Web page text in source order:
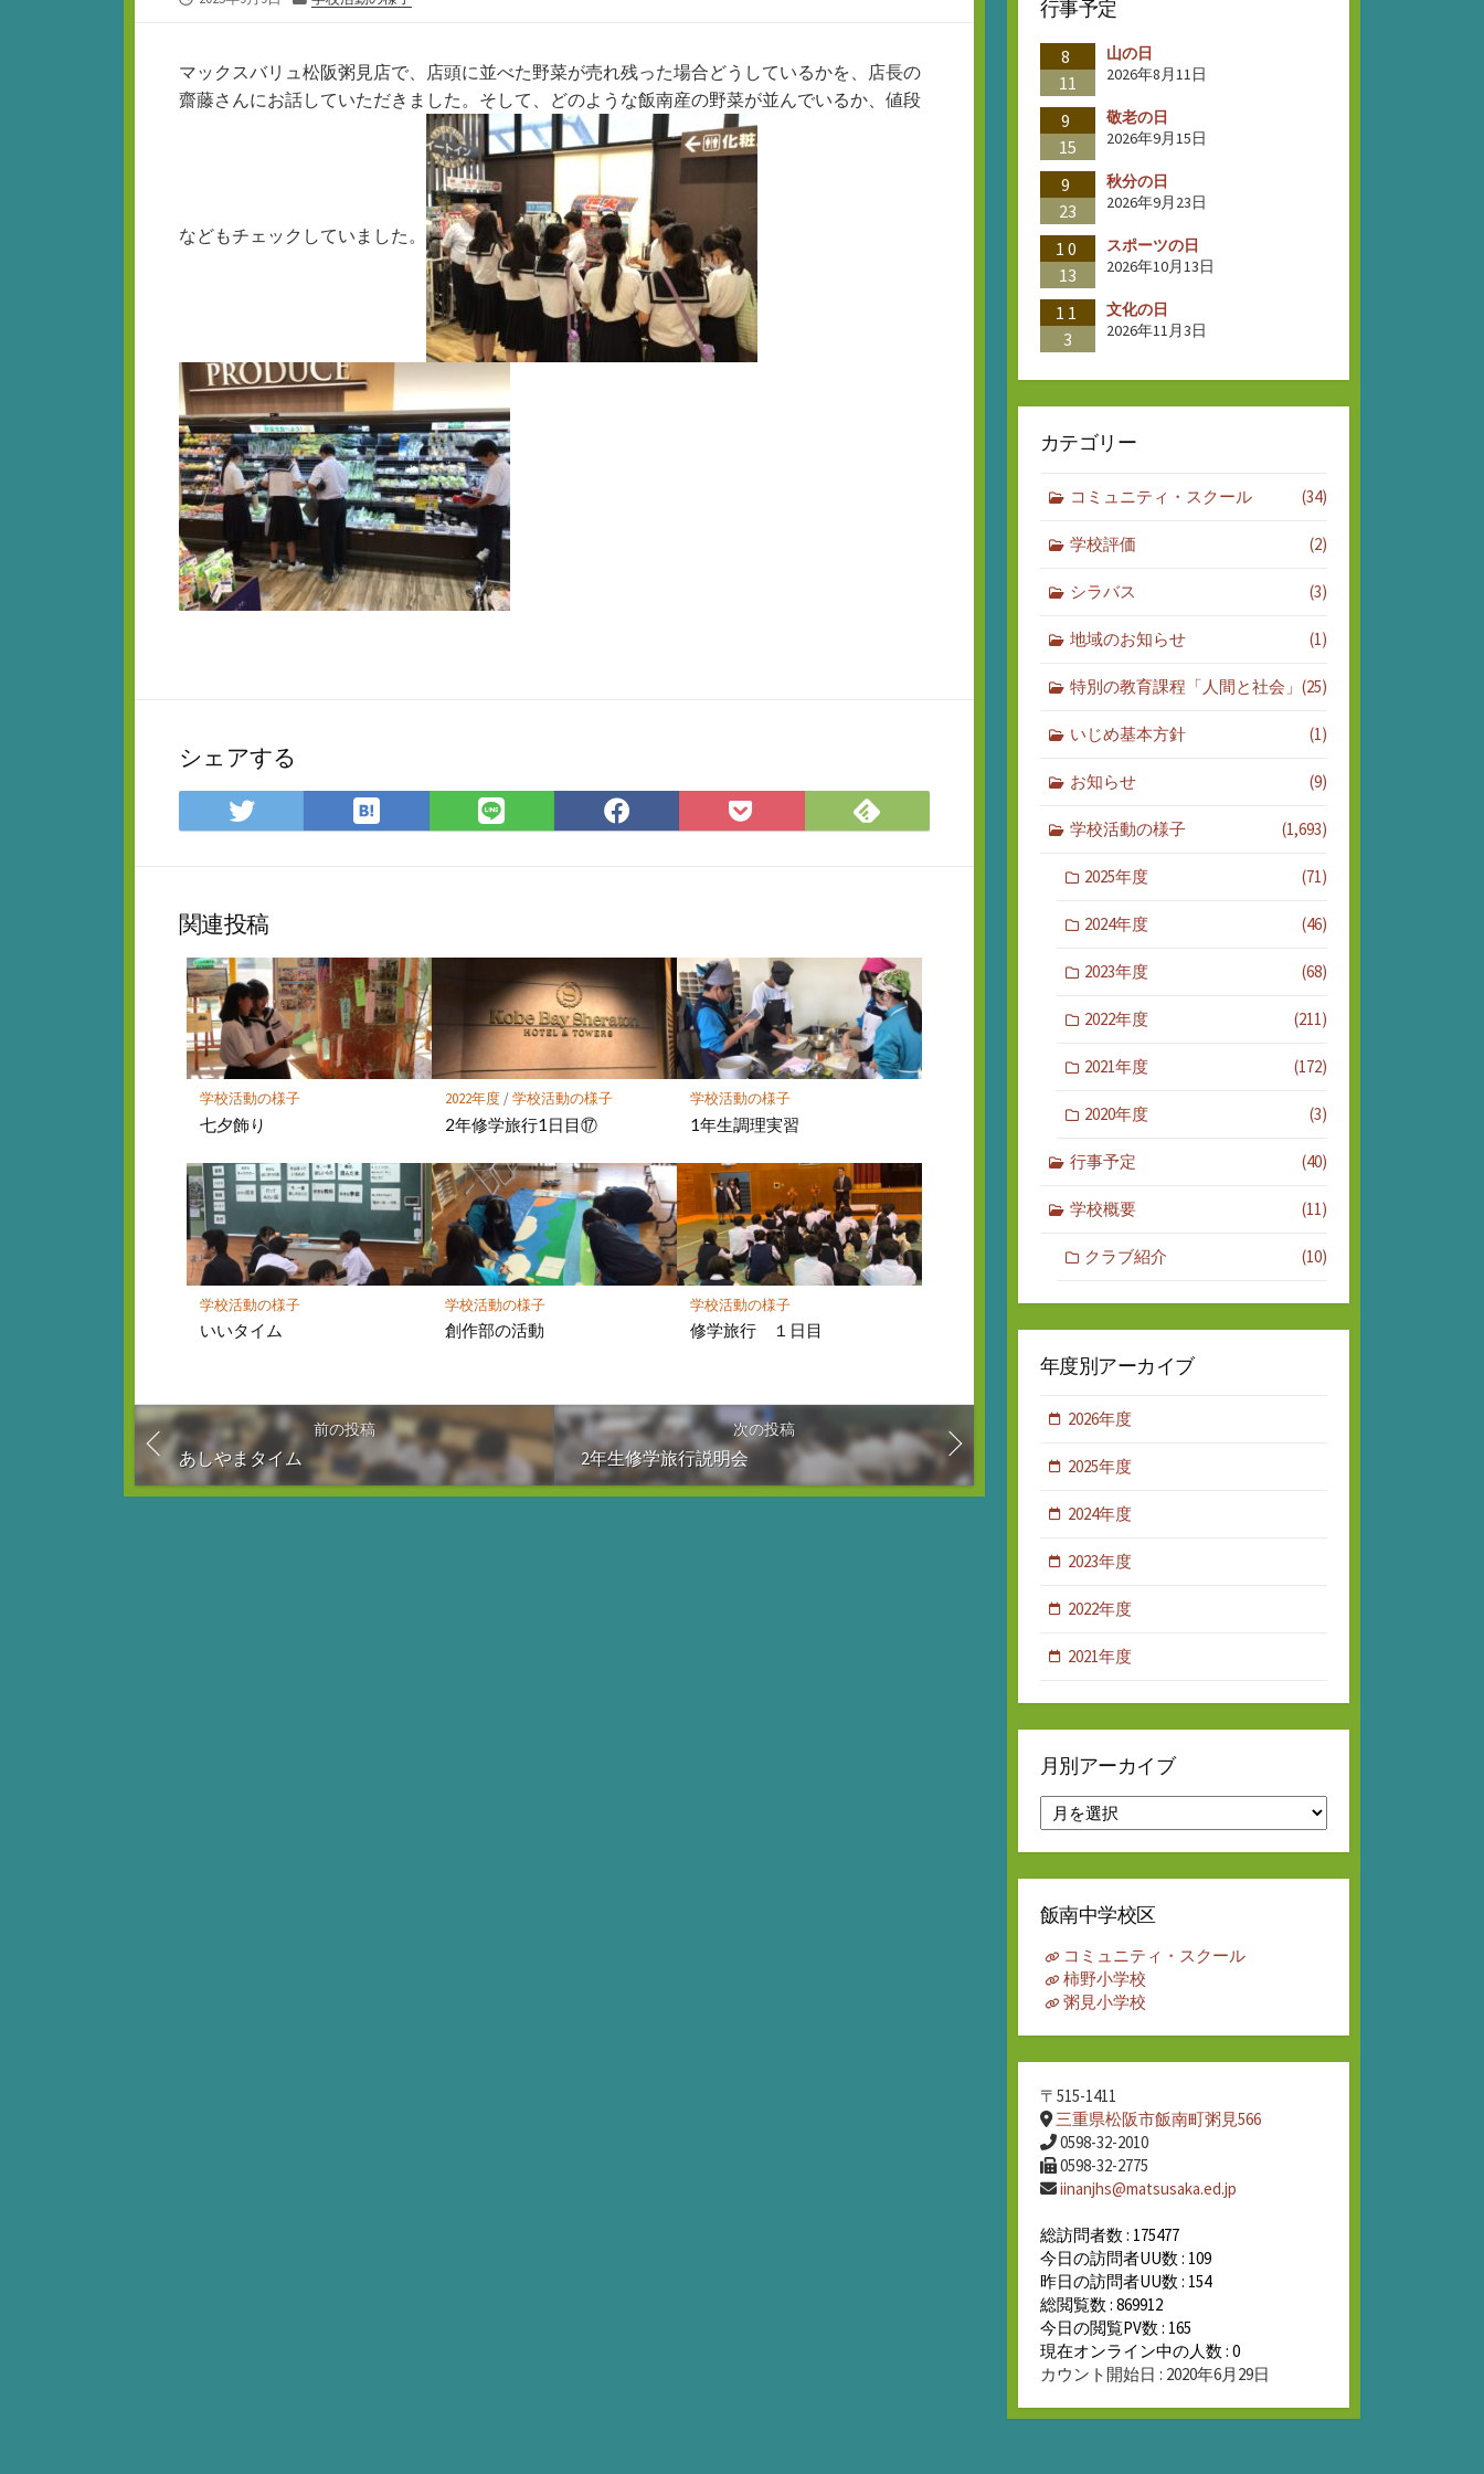
リ
ー
マックスバリュ松阪粥見店で、店頭に並べた野菜が売れ残った場合どうしているかを、店長の
齋藤さんにお話していただきました。そして、どのような飯南産の野菜が並んでいるか、値段
などもチェックしていました。
シェアする
Twitter
で
ア
は
て
マ
ー
ク
に
保
LINE
で
Facebook
で
Pocket
に
Feedly
で
関連投稿
学校活動の様子
七夕飾り
2022年度/学校活動の様子
2年修学旅行1日目⑰
学校活動の様子
1年生調理実習
学校活動の様子
いいタイム
学校活動の様子
創作部の活動
学校活動の様子
修学旅行 １日目
前の投稿
あしやまタイム
次の投稿
2年生修学旅行説明会
行事予定
8
11
山の日
2026年8月11日
9
15
敬老の日
2026年9月15日
9
23
秋分の日
2026年9月23日
10
13
スポーツの日
2026年10月13日
11
3
文化の日
2026年11月3日
カテゴリー
コミュニティ・スクール (34)
学校評価 (2)
シラバス (3)
地域のお知らせ (1)
特別の教育課程「人間と社会」 (25)
いじめ基本方針 (1)
お知らせ (9)
学校活動の様子 (1,693)
2025年度 (71)
2024年度 (46)
2023年度 (68)
2022年度 (211)
2021年度 (172)
2020年度 (3)
行事予定 (40)
学校概要 (11)
クラブ紹介 (10)
年度別アーカイブ
2026年度
2025年度
2024年度
2023年度
2022年度
2021年度
月別アーカイブ
別
ア
ー
イ
飯南中学校区
コミュニティ・スクール
柿野小学校
粥見小学校
〒515-1411
三重県松阪市飯南町粥見566
0598-32-2010
0598-32-2775
iinanjhs@matsusaka.ed.jp
総訪問者数 : 175477
今日の訪問者UU数 : 109
昨日の訪問者UU数 : 154
総閲覧数 : 869912
今日の閲覧PV数 : 165
現在オンライン中の人数 : 0
カウント開始日 : 2020年6月29日